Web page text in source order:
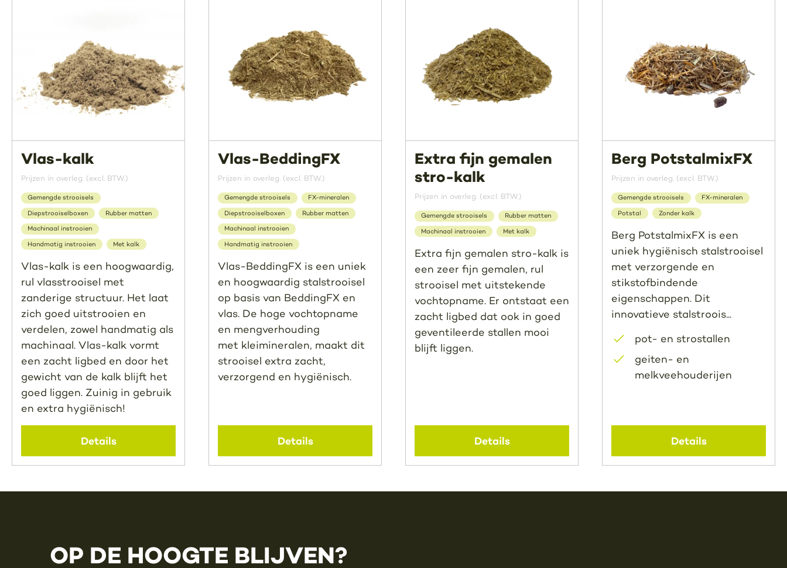
Vlas-kalk
Prijzen in overleg. (excl. BTW.)
Gemengde strooisels
Diepstrooiselboxen Rubber matten
Machinaal instrooien
Handmatig instrooien Met kalk
Vlas-kalk is een hoogwaardig,
rul vlasstrooisel met
zanderige structuur. Het laat
zich goed uitstrooien en
verdelen, zowel handmatig als
machinaal. Vlas-kalk vormt
een zacht ligbed en door het
gewicht van de kalk blijft het
goed liggen. Zuinig in gebruik
en extra hygiënisch!
Details
Vlas-BeddingFX
Prijzen in overleg. (excl. BTW.)
Gemengde strooisels FX-mineralen
Diepstrooiselboxen Rubber matten
Machinaal instrooien
Handmatig instrooien
Vlas-BeddingFX is een uniek
en hoogwaardig stalstrooisel
op basis van BeddingFX en
vlas. De hoge vochtopname
en mengverhouding
met kleimineralen, maakt dit
strooisel extra zacht,
verzorgend en hygiënisch.
Details
Extra fijn gemalen
stro-kalk
Prijzen in overleg. (excl. BTW.)
Gemengde strooisels Rubber matten
Machinaal instrooien Met kalk
Extra fijn gemalen stro-kalk is
een zeer fijn gemalen, rul
strooisel met uitstekende
vochtopname. Er ontstaat een
zacht ligbed dat ook in goed
geventileerde stallen mooi
blijft liggen.
Details
Berg PotstalmixFX
Prijzen in overleg. (excl. BTW.)
Gemengde strooisels FX-mineralen
Potstal Zonder kalk
Berg PotstalmixFX is een
uniek hygiënisch stalstrooisel
met verzorgende en
stikstofbindende
eigenschappen. Dit
innovatieve stalstroois...
pot- en strostallen
geiten- en
melkveehouderijen
Details
OP DE HOOGTE BLIJVEN?